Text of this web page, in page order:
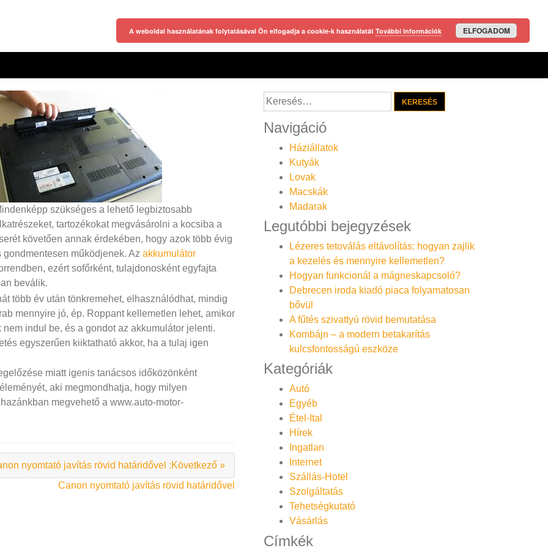
szükséges a lehető legbiztosabb
tartozékokat megvásárolni a kocsiba a
követően annak érdekében, hogy azok több évig
gondmentesen működjenek. Az akkumulátor
ezért sofőrként, tulajdonosként egyfajta
beválik.
több év után tönkremehet, elhasználódhat, mindig
mennyire jó, ép. Roppant kellemetlen lehet, amikor
indul be, és a gondot az akkumulátor jelenti.
egyszerűen kiiktatható akkor, ha a tulaj igen
miatt igenis tanácsos időközönként
aki megmondhatja, hogy milyen
megvehető a www.auto-motor-
nyomtató javítás rövid határidővel :Következő »
Canon nyomtató javítás rövid határidővel
Keresés:
Navigáció
Háziállatok
Kutyák
Lovak
Macskák
Madarak
Legutóbbi bejegyzések
Lézeres tetoválás eltávolítás: hogyan zajlik
a kezelés és mennyire kellemetlen?
Hogyan funkcionál a mágneskapcsoló?
Debrecen iroda kiadó piaca folyamatosan
bővül
A fűtés szivattyú rövid bemutatása
Kombájn – a modern betakarítás
kulcsfontosságú eszköze
Kategóriák
Autó
Egyéb
Étel-Ital
Hírek
Ingatlan
Internet
Szállás-Hotel
Szolgáltatás
Tehetségkutató
Vásárlás
Címkék
A weboldal használatának folytatásával Ön elfogadja a cookie-k használatát További információk ELFOGADOM